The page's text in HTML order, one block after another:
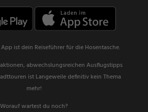
ist dein Reiseführer für die Hosentasche.
abwechslungsreichen Ausflugstipps
ist Langeweile definitiv kein Thema
mehr!
Worauf wartest du noch?